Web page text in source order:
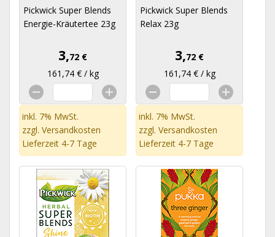
Pickwick Super Blends
Energie-Kräutertee 23g
3,72 €
161,74 € / kg
inkl. 7% MwSt.
zzgl. Versandkosten
Lieferzeit 4-7 Tage
Pickwick Super Blends
Relax 23g
3,72 €
161,74 € / kg
inkl. 7% MwSt.
zzgl. Versandkosten
Lieferzeit 4-7 Tage